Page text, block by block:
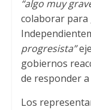
“algo muy
colaborar
progresista”
gobiernos
de responder a
Los